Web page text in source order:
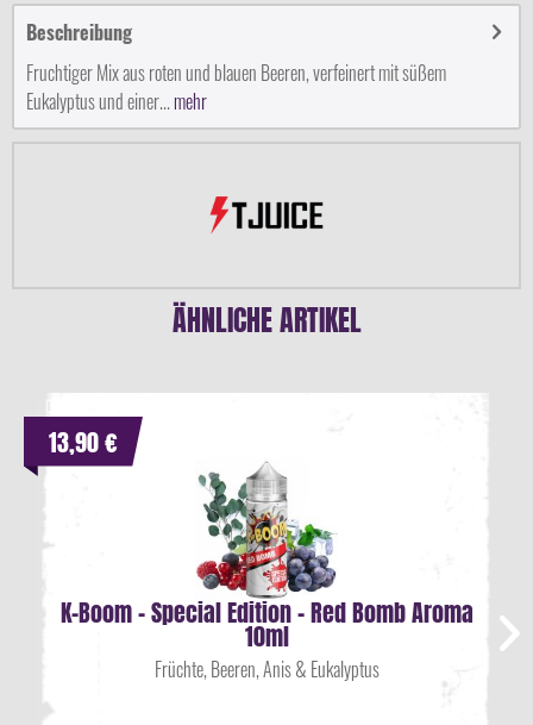
Beschreibung
Fruchtiger Mix aus roten und blauen Beeren, verfeinert mit süßem
Eukalyptus und einer...mehr
ÄHNLICHE ARTIKEL
K-Boom - Special Edition - Red Bomb Aroma
10ml
Früchte, Beeren, Anis & Eukalyptus
13,90 €